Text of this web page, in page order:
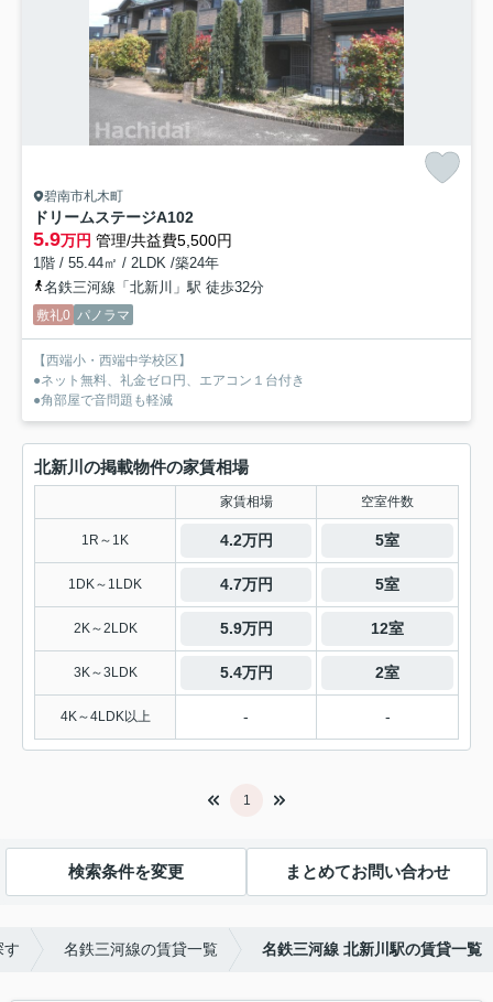
碧南市札木町
ドリームステージA102
5.9万円 管理/共益費5,500円
1階 / 55.44㎡ / 2LDK /築24年
名鉄三河線「北新川」駅 徒歩32分
敷礼0 パノラマ
【西端小・西端中学校区】
●ネット無料、礼金ゼロ円、エアコン１台付き
●角部屋で音問題も軽減
北新川の掲載物件の家賃相場
家賃相場 空室件数
1R～1K 4.2万円 5室
1DK～1LDK 4.7万円 5室
2K～2LDK 5.9万円 12室
3K～3LDK 5.4万円 2室
4K～4LDK以上 - -
1
検索条件を変更 まとめてお問い合わせ
す 名鉄三河線の賃貸一覧 名鉄三河線 北新川駅の賃貸一覧